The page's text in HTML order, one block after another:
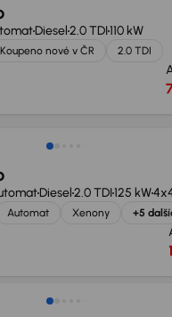
Diesel2.0 TDI110 kW
Koupeno nové v ČR 2.0 TDI
Diesel2.0 TDI125 kW
Automat Xenony +5